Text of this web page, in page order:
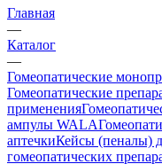
Главная
—
Каталог
—
Гомеопатические
Гомеопатические
применения
ампулы WALA
аптечкиКейсы (пеналы)
гомеопатических